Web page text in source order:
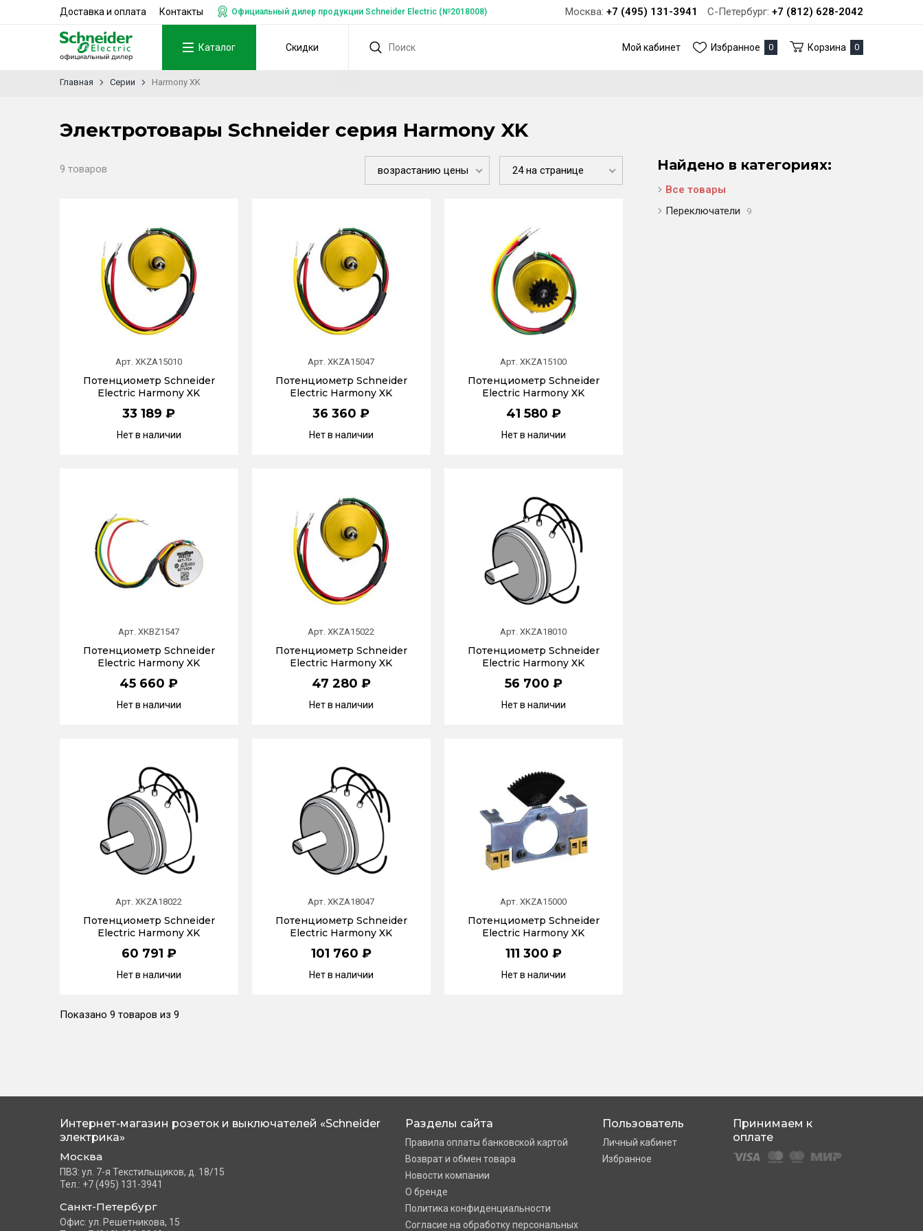
Доставка и оплата Контакты Официальный дилер продукции Schneider Electric (№2018008) Москва: +7 (495) 131-3941 С-Петербург: +7 (812) 628-2042
Каталог Скидки Мой кабинет Избранное 0 Корзина 0
Главная Серии Harmony XK
Электротовары Schneider серия Harmony XK
Найдено в категориях:
Все товары
Переключатели
9
9 товаров возрастанию цены 24 на странице
Арт. XKZA15010
Потенциометр Schneider
Electric Harmony XK
33 189 ₽
Нет в наличии
Арт. XKZA15047
Потенциометр Schneider
Electric Harmony XK
36 360 ₽
Нет в наличии
Арт. XKZA15100
Потенциометр Schneider
Electric Harmony XK
41 580 ₽
Нет в наличии
Арт. XKBZ1547
Потенциометр Schneider
Electric Harmony XK
45 660 ₽
Нет в наличии
Арт. XKZA15022
Потенциометр Schneider
Electric Harmony XK
47 280 ₽
Нет в наличии
Арт. XKZA18010
Потенциометр Schneider
Electric Harmony XK
56 700 ₽
Нет в наличии
Арт. XKZA18022
Потенциометр Schneider
Electric Harmony XK
60 791 ₽
Нет в наличии
Арт. XKZA18047
Потенциометр Schneider
Electric Harmony XK
101 760 ₽
Нет в наличии
Арт. XKZA15000
Потенциометр Schneider
Electric Harmony XK
111 300 ₽
Нет в наличии
Показано 9 товаров из 9
Интернет-магазин розеток и выключателей «Schneider
электрика»
Москва
ПВЗ: ул. 7-я Текстильщиков, д. 18/15
Тел.: +7 (495) 131-3941
Санкт-Петербург
Офис: ул. Решетникова, 15
Разделы сайта
Правила оплаты банковской картой
Возврат и обмен товара
Новости компании
О бренде
Политика конфиденциальности
Согласие на обработку персональных
Пользователь
Личный кабинет
Избранное
Принимаем к
оплате